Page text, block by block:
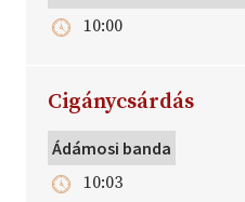
10:00
Cigánycsárdás
Ádámosi banda
10:03